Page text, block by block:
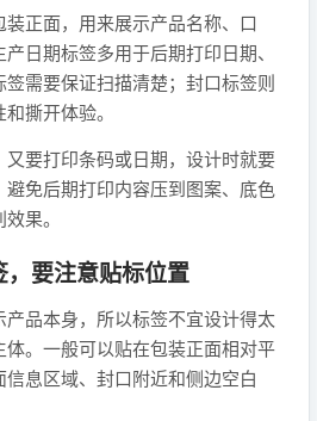
正面，用来展示产品名称、口
日期标签多用于后期打印日期、
需要保证扫描清楚；封口标签则
撕开体验。
要打印条码或日期，设计时就要
免后期打印内容压到图案、底色
果。
要注意贴标位置
品本身，所以标签不宜设计得太
。一般可以贴在包装正面相对平
息区域、封口附近和侧边空白